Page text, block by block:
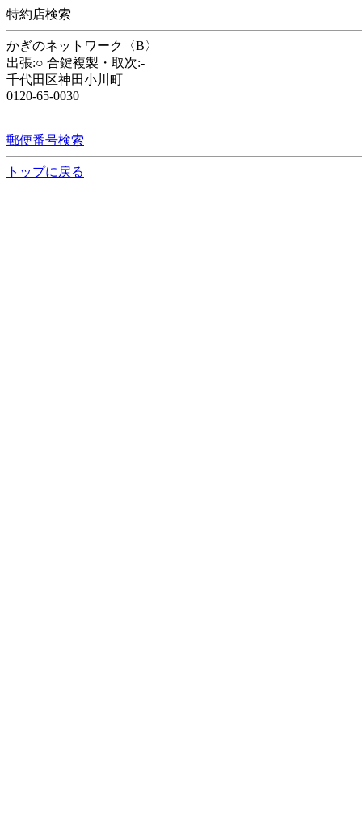
特約店検索
かぎのネットワーク〈B〉
出張:○ 合鍵複製・取次:-
千代田区神田小川町
0120-65-0030
郵便番号検索
トップに戻る